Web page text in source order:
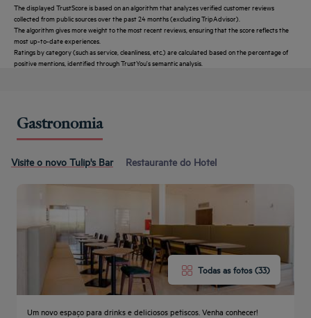
The displayed TrustScore is based on an algorithm that analyzes verified customer reviews
collected from public sources over the past 24 months (excluding TripAdvisor).
The algorithm gives more weight to the most recent reviews, ensuring that the score reflects the
most up-to-date experiences.
Ratings by category (such as service, cleanliness, etc.) are calculated based on the percentage of
positive mentions, identified through TrustYou's semantic analysis.
Gastronomia
Visite o novo Tulip's Bar Restaurante do Hotel
Todas as fotos (33)
Um novo espaço para drinks e deliciosos petiscos. Venha conhecer!